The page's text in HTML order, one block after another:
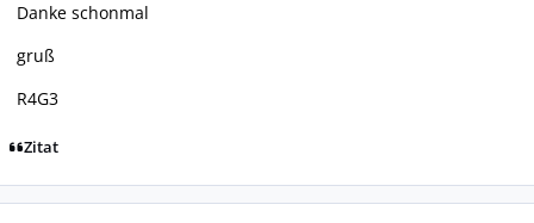
Danke schonmal
gruß
R4G3
Zitat